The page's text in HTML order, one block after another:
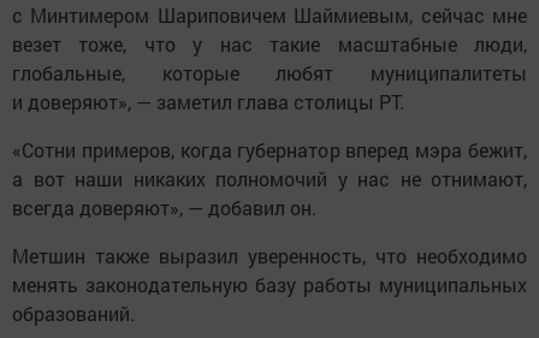
с Минтимером Шариповичем Шаймиевым, сейчас мне
везет тоже, что у нас такие масштабные люди,
глобальные, которые любят муниципалитеты
и доверяют», — заметил глава столицы РТ.
«Сотни примеров, когда губернатор вперед мэра бежит,
а вот наши никаких полномочий у нас не отнимают,
всегда доверяют», — добавил он.
Метшин также выразил уверенность, что необходимо
менять законодательную базу работы муниципальных
образований.